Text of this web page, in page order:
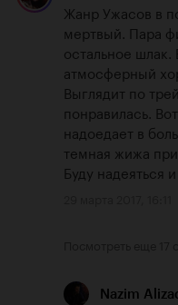
Жанр Ужасов в
мертвый. Пара
остальное
атмосферный
Выглядит по
понравилась.
надоедает в
темная жижа
Буду надеяться
Nazim